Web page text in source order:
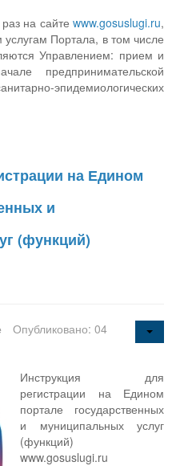
на сайте www.gosuslugi.ru,
Портала, в том числе
Управлением: прием и
предпринимательской
эпидемиологических
на Едином
и
(функций)
Опубликовано: 04
Инструкция для
регистрации на Едином
портале государственных
и муниципальных услуг
(функций)
www.gosuslugi.ru